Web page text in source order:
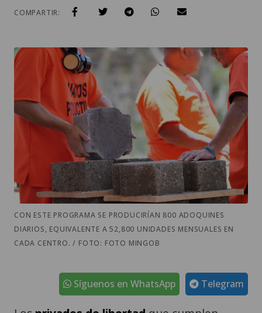
COMPARTIR:
CON ESTE PROGRAMA SE PRODUCIRÍAN 800 ADOQUINES
DIARIOS, EQUIVALENTE A 52,800 UNIDADES MENSUALES EN
CADA CENTRO. / FOTO: FOTO MINGOB
Telegram
Síguenos en WhatsApp